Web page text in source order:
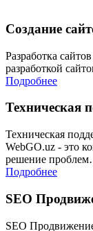
Создание
Разработка
разработкой
Подробнее
Техническая
Техническая
WebGO.uz - это
решение
Подробнее
SEO
SEO